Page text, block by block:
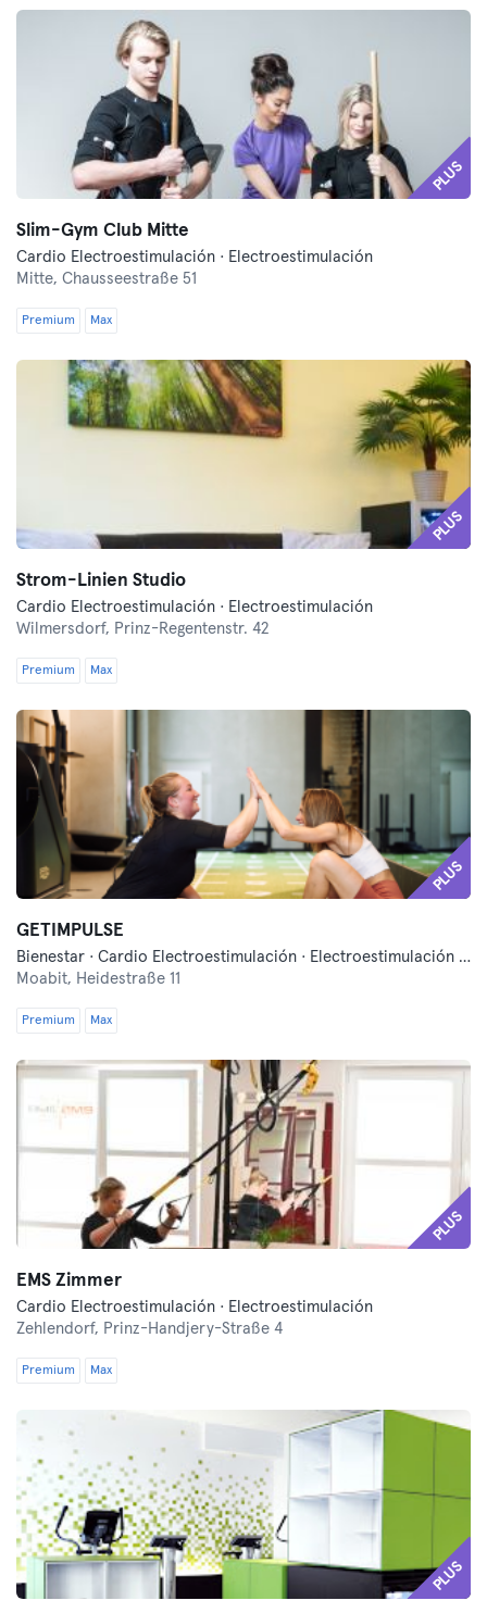
PLUS
Slim-Gym Club Mitte
Cardio Electroestimulación · Electroestimulación
Mitte, Chausseestraße 51
Premium Max
PLUS
Strom-Linien Studio
Cardio Electroestimulación · Electroestimulación
Wilmersdorf, Prinz-Regentenstr. 42
Premium Max
PLUS
GETIMPULSE
Bienestar · Cardio Electroestimulación · Electroestimulación · Entrenamiento funcional · Fitness
Moabit, Heidestraße 11
Premium Max
PLUS
EMS Zimmer
Cardio Electroestimulación · Electroestimulación
Zehlendorf, Prinz-Handjery-Straße 4
Premium Max
PLUS